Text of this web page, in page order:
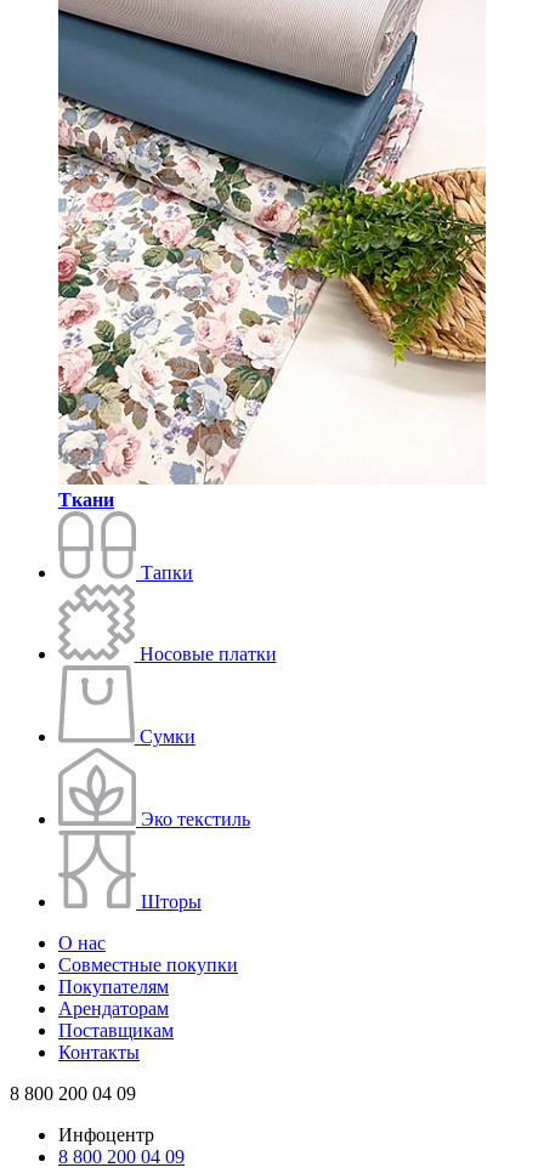
Ткани
Тапки
Носовые платки
Сумки
Эко текстиль
Шторы
О нас
Совместные покупки
Покупателям
Арендаторам
Поставщикам
Контакты
8 800 200 04 09
Инфоцентр
8 800 200 04 09